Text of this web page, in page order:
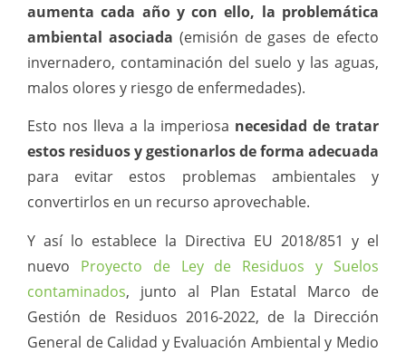
aumenta cada año y con ello, la problemática
ambiental asociada (emisión de gases de efecto
invernadero, contaminación del suelo y las aguas,
malos olores y riesgo de enfermedades).
Esto nos lleva a la imperiosa necesidad de tratar
estos residuos y gestionarlos de forma adecuada
para evitar estos problemas ambientales y
convertirlos en un recurso aprovechable.
Y así lo establece la Directiva EU 2018/851 y el
nuevo Proyecto de Ley de Residuos y Suelos
contaminados, junto al Plan Estatal Marco de
Gestión de Residuos 2016-2022, de la Dirección
General de Calidad y Evaluación Ambiental y Medio